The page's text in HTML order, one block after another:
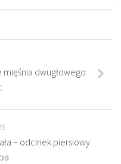
dwugłowego
– odcinek piersiowy